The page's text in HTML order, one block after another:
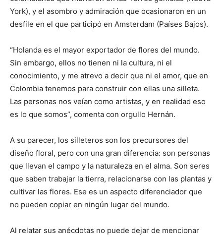
York), y el asombro y admiración que ocasionaron en un
desfile en el que participó en Amsterdam (Países Bajos).
“Holanda es el mayor exportador de flores del mundo.
Sin embargo, ellos no tienen ni la cultura, ni el
conocimiento, y me atrevo a decir que ni el amor, que en
Colombia tenemos para construir con ellas una silleta.
Las personas nos veían como artistas, y en realidad eso
es lo que somos”, comenta con orgullo Hernán.
A su parecer, los silleteros son los precursores del
diseño floral, pero con una gran diferencia: son personas
que llevan el campo y la naturaleza en el alma. Son seres
que saben trabajar la tierra, relacionarse con las plantas y
cultivar las flores. Ese es un aspecto diferenciador que
no pueden copiar en ningún lugar del mundo.
Al relatar sus anécdotas no puede dejar de mencionar